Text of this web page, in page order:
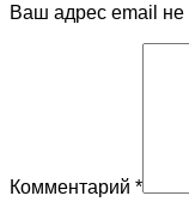
Ваш адрес email не
Комментарий *